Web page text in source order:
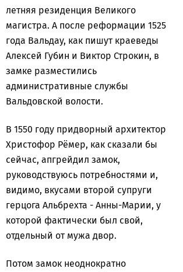
летняя резиденция Великого
магистра. А после реформации 1525
года Вальдау, как пишут краеведы
Алексей Губин и Виктор Строкин, в
замке разместились
административные службы
Вальдовской волости.
В 1550 году придворный архитектор
Христофор Рёмер, как сказали бы
сейчас, апгрейдил замок,
руководствуюсь потребностями и,
видимо, вкусами второй супруги
герцога Альбрехта - Анны-Марии, у
которой фактически был свой,
отдельный от мужа двор.
Потом замок неоднократно